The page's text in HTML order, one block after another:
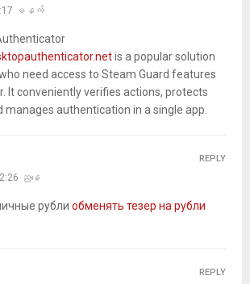
မနက်
is a popular solution
need access to Steam Guard features
It conveniently verifies actions, protects
manages authentication in a single app.
ညနေ
рубли обменять тезер на рубли
REPLY
REPLY